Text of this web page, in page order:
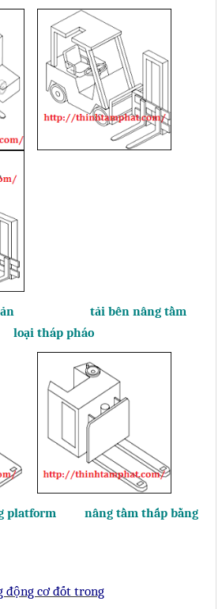
bản tải bên nâng tầm
tháp pháo
platform nâng tầm thấp bằng
động cơ đốt trong